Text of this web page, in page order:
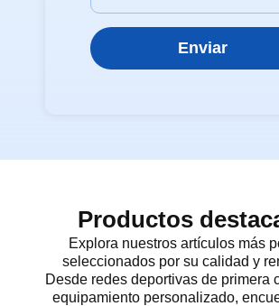
Enviar
Productos
Explora nuestros artículos más
seleccionados por su calidad y
Desde redes deportivas de primera
equipamiento personalizado,